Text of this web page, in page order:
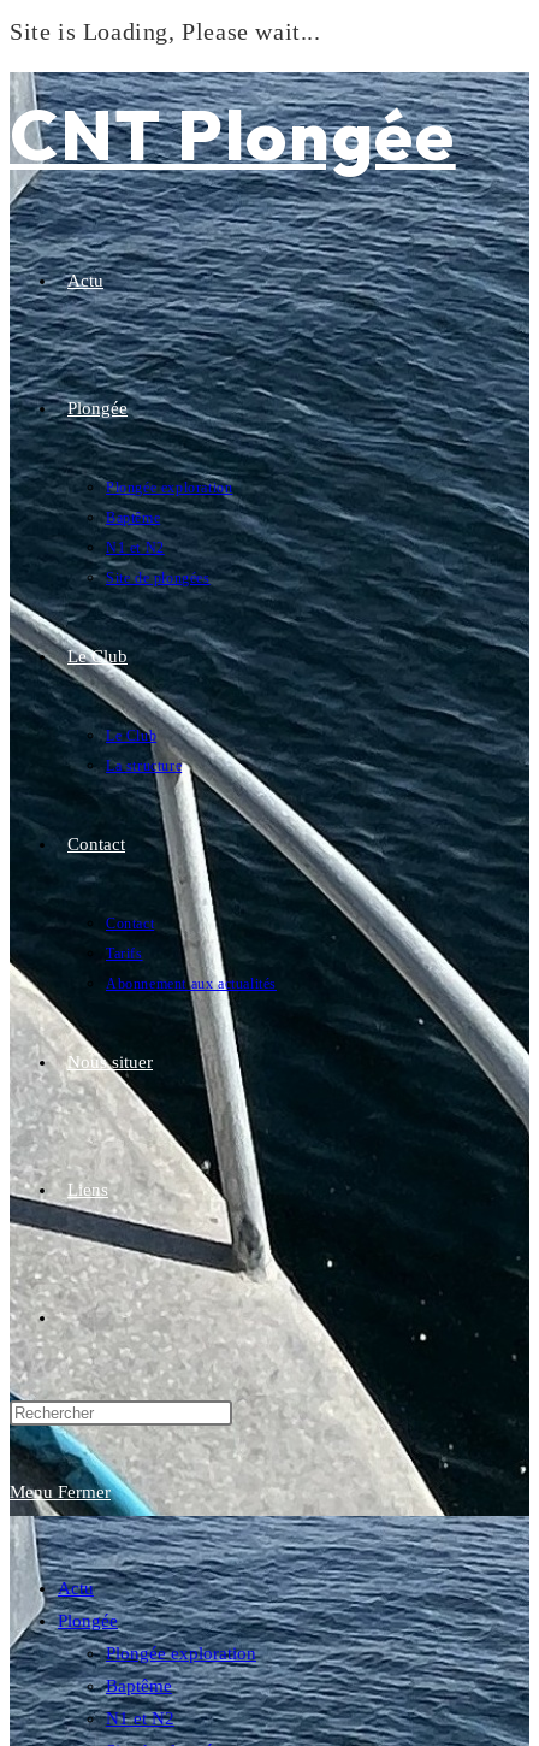
Site is Loading, Please wait...
to
content
CNT Plongée
Actu
Plongée
Plongée exploration
Baptême
N1 et N2
Site de plongées
Le Club
Le Club
La structure
Contact
Contact
Tarifs
Abonnement aux actualités
Nous situer
Liens
Toggle
website
search
Menu Fermer
Actu
Plongée
Plongée exploration
Baptême
N1 et N2